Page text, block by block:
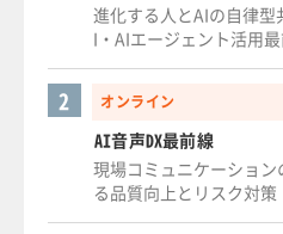
進化する人とAIの自律
I・AIエージェント活用
オンライン
2
AI音声DX最前線
現場コミュニケーショ
る品質向上とリスク対策